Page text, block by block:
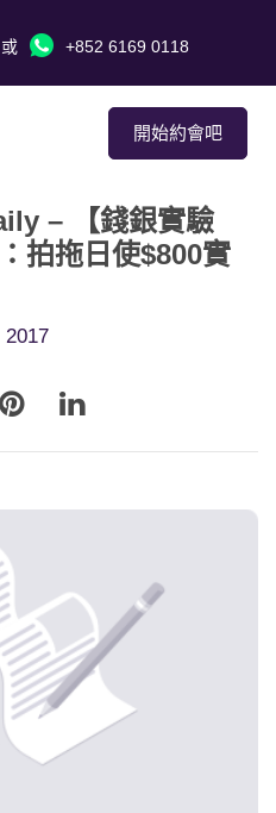
或 +852 6169 0118
開始約會吧
– 【錢銀實驗
拍拖日使$800實
2017